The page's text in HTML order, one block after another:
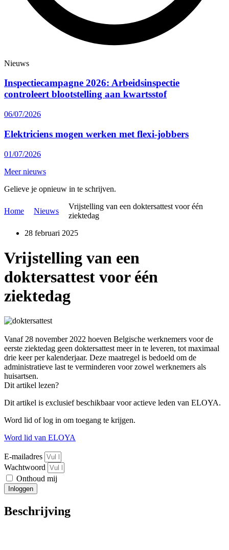
Nieuws
Inspectiecampagne 2026: Arbeidsinspectie
controleert blootstelling aan kwartsstof
06/07/2026
Elektriciens mogen werken met flexi-jobbers
01/07/2026
Meer nieuws
Gelieve je opnieuw in te schrijven.
Home Nieuws
Vrijstelling van een doktersattest voor één
ziektedag
28 februari 2025
Vrijstelling van een
doktersattest voor één
ziektedag
Vanaf 28 november 2022 hoeven Belgische werknemers voor de
eerste ziektedag geen doktersattest meer in te leveren, tot maximaal
drie keer per kalenderjaar. Deze maatregel is bedoeld om de
administratieve last te verminderen voor zowel werknemers als
huisartsen.
Dit artikel lezen?
Dit artikel is exclusief beschikbaar voor actieve leden van ELOYA.
Word lid of log in om toegang te krijgen.
Word lid van ELOYA
E-mailadres
Wachtwoord
Onthoud mij
Inloggen
Beschrijving